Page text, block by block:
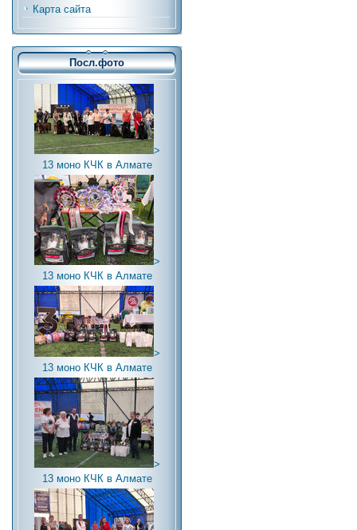
Карта сайта
Посл.фото
>
13 моно КЧК в Алмате
>
13 моно КЧК в Алмате
>
13 моно КЧК в Алмате
>
13 моно КЧК в Алмате